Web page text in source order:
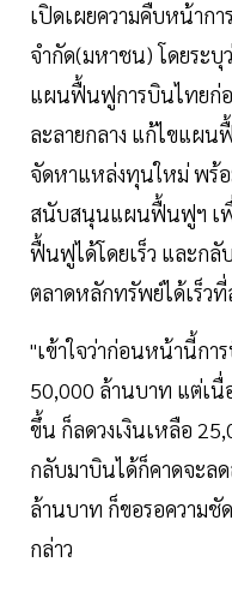
เปิดเผยความคืบหน้าก
จำกัด(มหาชน) โดยระบุ
แผนฟื้นฟูการบินไทยก่
ละลายกลาง แก้ไขแผน
จัดหาแหล่งทุนใหม่ พร้อ
สนับสนุนแผนฟื้นฟูฯ เ
ฟื้นฟูได้โดยเร็ว และกลั
ตลาดหลักทรัพย์ได้เร็วที่
"เข้าใจว่าก่อนหน้านี้กา
50,000 ล้านบาท แต่เนื่
ขึ้น ก็ลดวงเงินเหลือ
กลับมาบินได้ก็คาดจะล
ล้านบาท ก็ขอรอความ
กล่าว